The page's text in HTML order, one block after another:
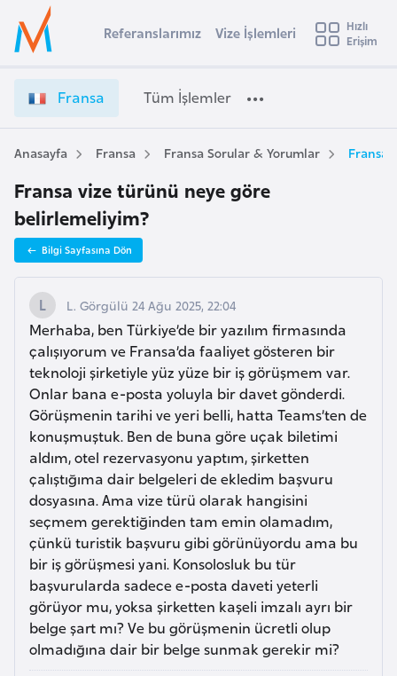
Ülke Seçimi
Başvuru yapmak istediğiniz ülkeyi seçin
Üye
Girişi
r
n
s
a
i
z
e
İ
ş
l
m
l
e
r
i
e
t
Referanslarımız Vize İşlemleri
Hızlı
Erişim
Fransa Tüm İşlemler
Anasayfa Fransa Fransa Sorular & Yorumlar Fransa
Fransa vize türünü neye göre
belirlemeliyim?
Bilgi Sayfasına Dön
L. Görgülü 24 Ağu 2025, 22:04
Merhaba, ben Türkiye’de bir yazılım firmasında
çalışıyorum ve Fransa’da faaliyet gösteren bir
teknoloji şirketiyle yüz yüze bir iş görüşmem var.
Onlar bana e-posta yoluyla bir davet gönderdi.
Görüşmenin tarihi ve yeri belli, hatta Teams’ten de
konuşmuştuk. Ben de buna göre uçak biletimi
aldım, otel rezervasyonu yaptım, şirketten
çalıştığıma dair belgeleri de ekledim başvuru
dosyasına. Ama vize türü olarak hangisini
seçmem gerektiğinden tam emin olamadım,
çünkü turistik başvuru gibi görünüyordu ama bu
bir iş görüşmesi yani. Konsolosluk bu tür
başvurularda sadece e-posta daveti yeterli
görüyor mu, yoksa şirketten kaşeli imzalı ayrı bir
belge şart mı? Ve bu görüşmenin ücretli olup
olmadığına dair bir belge sunmak gerekir mi?
s
t
r
a
A
v
u
s
t
u
r
y
a
A
z
e
r
b
a
y
c
a
n